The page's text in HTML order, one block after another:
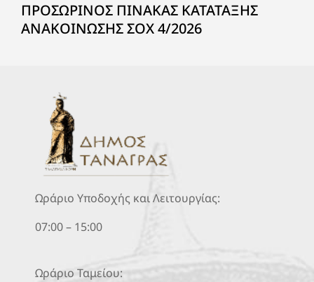
ΠΡΟΣΩΡΙΝΟΣ ΠΙΝΑΚΑΣ ΚΑΤΑΤΑΞΗΣ
ΑΝΑΚΟΙΝΩΣΗΣ ΣΟΧ 4/2026
Ωράριο Υποδοχής και Λειτουργίας:
07:00 – 15:00
Ωράριο Ταμείου: